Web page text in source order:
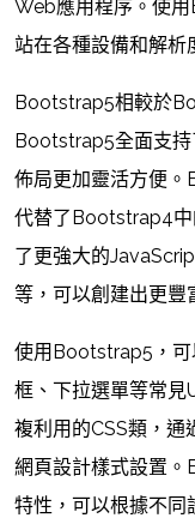
Web應用程序。使
站在各種設備和解析
Bootstrap5相較於
Bootstrap5全面支持
佈局更加靈活方便
代替了Bootstrap4
了更強大的
等，可以創建出更豐
使用Bootstrap5，可
框、下拉選單等常
複利用的CSS類，通
網頁設計樣式設置
特性，可以根據不同